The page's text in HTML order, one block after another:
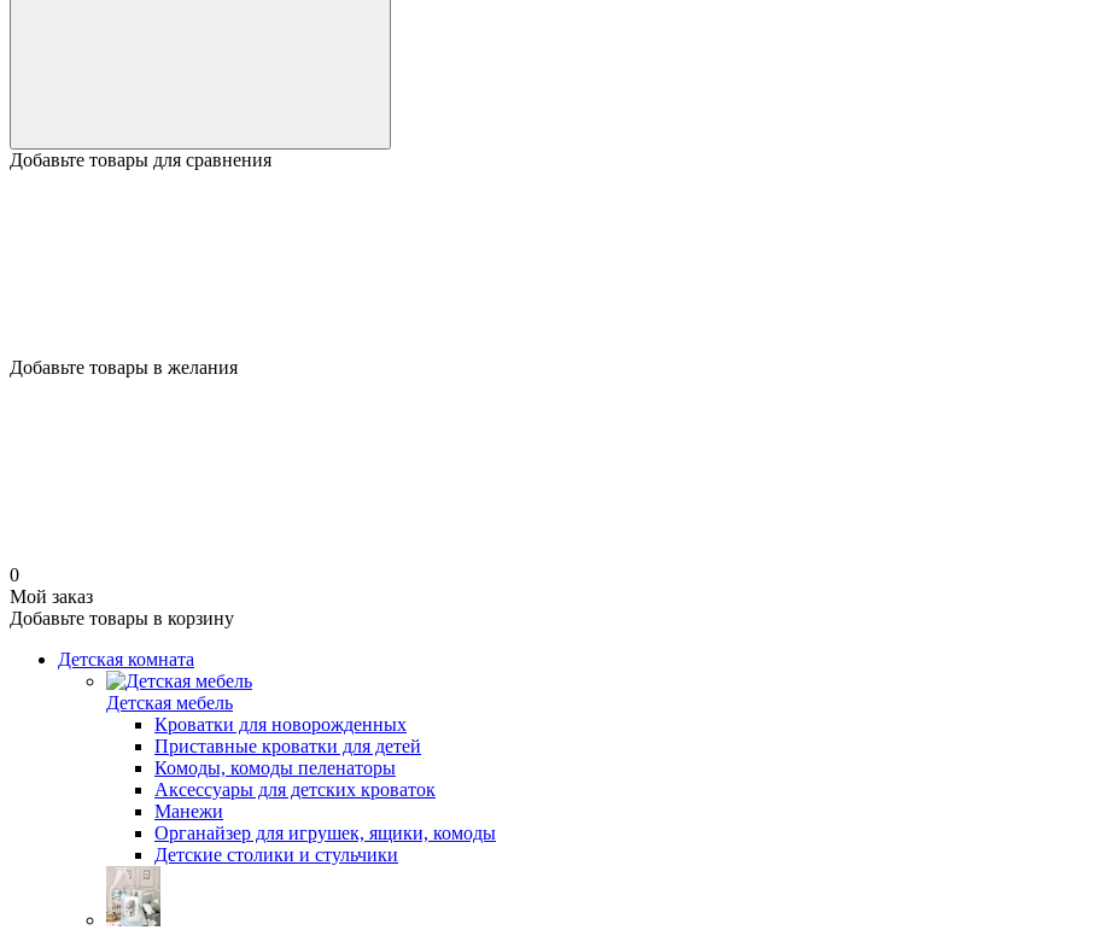
Добавьте товары для сравнения
Добавьте товары в желания
0
Мой заказ
Добавьте товары в корзину
Детская комната
Детская мебель
Кроватки для новорожденных
Приставные кроватки для детей
Комоды, комоды пеленаторы
Аксессуары для детских кроваток
Манежи
Органайзер для игрушек, ящики, комоды
Детские столики и стульчики